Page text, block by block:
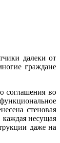
далеки от
граждане
соглашения во
стеновая
каждая несущая
даже на